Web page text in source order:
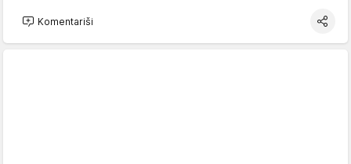
Komentariši